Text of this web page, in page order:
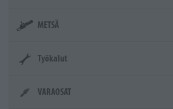
METSÄ
Työkalut
VARAOSAT